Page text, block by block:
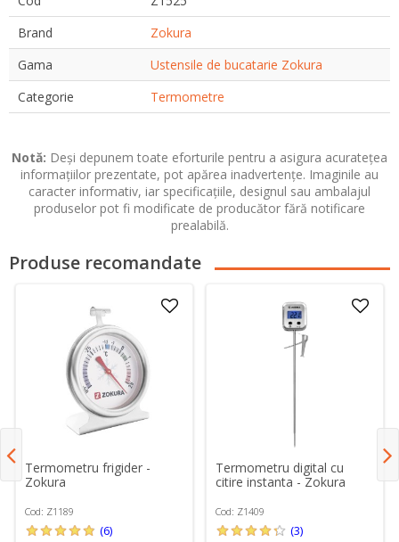
Brand
Zokura
Gama
Ustensile de bucatarie Zokura
Categorie
Termometre
Notă: Deși depunem toate eforturile pentru a asigura acuratețea
informațiilor prezentate, pot apărea inadvertențe. Imaginile au
caracter informativ, iar specificațiile, designul sau ambalajul
produselor pot fi modificate de producător fără notificare
prealabilă.
Produse recomandate
Termometru frigider -
Zokura
Cod: Z1189
(6)
Termometru digital cu
citire instanta - Zokura
Cod: Z1409
(3)